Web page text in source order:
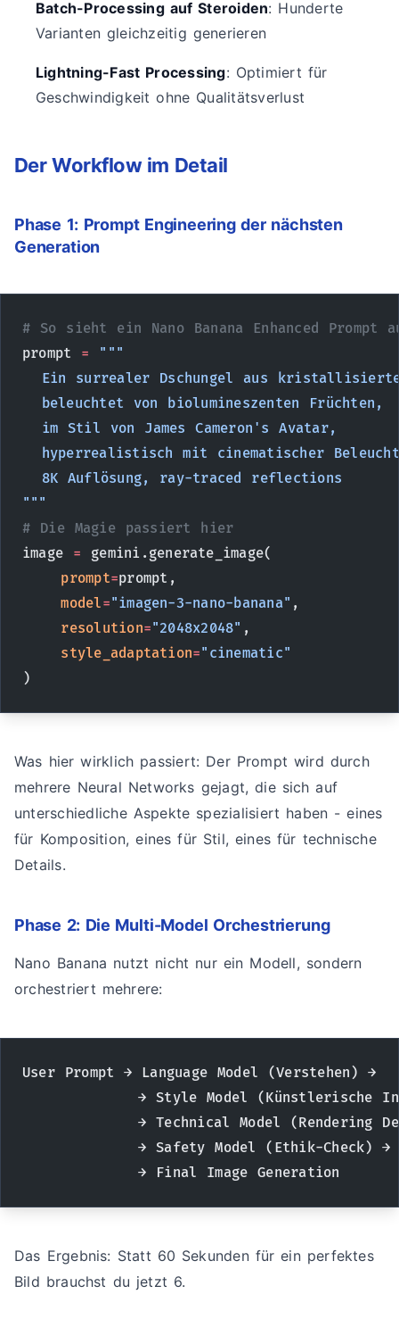
Batch-Processing auf Steroiden: Hunderte
Varianten gleichzeitig generieren
Lightning-Fast Processing: Optimiert für
Geschwindigkeit ohne Qualitätsverlust
Der Workflow im Detail
Phase 1: Prompt Engineering der nächsten
Generation
# So sieht ein Nano Banana Enhanced Prompt
prompt = """
Ein surrealer Dschungel aus
  beleuchtet von biolumineszenten Früchten,
  im Stil von James Cameron's Avatar,
hyperrealistisch mit cinematischer
  8K Auflösung, ray-traced reflections
"""
# Die Magie passiert hier
image = gemini.generate_image(
    prompt
=prompt,
    model
="imagen-3-nano-banana" ,
    resolution
="2048x2048" ,
    style_adaptation
="cinematic"
)
Was hier wirklich passiert: Der Prompt wird durch
mehrere Neural Networks gejagt, die sich auf
unterschiedliche Aspekte spezialisiert haben - eines
für Komposition, eines für Stil, eines für technische
Details.
Phase 2: Die Multi-Model Orchestrierung
Nano Banana nutzt nicht nur ein Modell, sondern
orchestriert mehrere:
User Prompt → Language Model (Verstehen) →
→ Style Model (Künstlerische
→ Technical Model (Rendering
            → Safety Model (Ethik-Check) →
            → Final Image Generation
Das Ergebnis: Statt 60 Sekunden für ein perfektes
Bild brauchst du jetzt 6.